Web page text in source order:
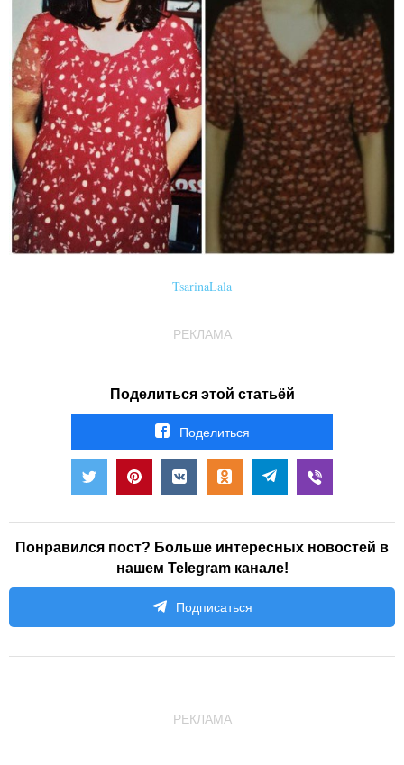
TsarinaLala
РЕКЛАМА
Поделиться этой статьёй
Поделиться
Понравился пост? Больше интересных новостей в
нашем Telegram канале!
Подписаться
РЕКЛАМА